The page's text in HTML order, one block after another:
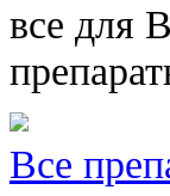
все для
Все